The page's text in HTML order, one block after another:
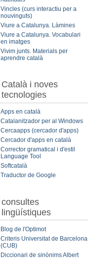
Vincles (curs interactiu per a
nouvinguts)
Viure a Catalunya. Làmines
Viure a Catalunya. Vocabulari
en imatges
Vivim junts. Materials per
aprendre català
Català i noves
tecnologies
Apps en català
Catalanitzador per al Windows
Cercaapps (cercador d'apps)
Cercador d'apps en català
Corrector gramatical i d'estil
Language Tool
Softcatalà
Traductor de Google
consultes
lingüístiques
Blog de l'Optimot
Criteris Universitat de Barcelona
(CUB)
Diccionari de sinònims Albert